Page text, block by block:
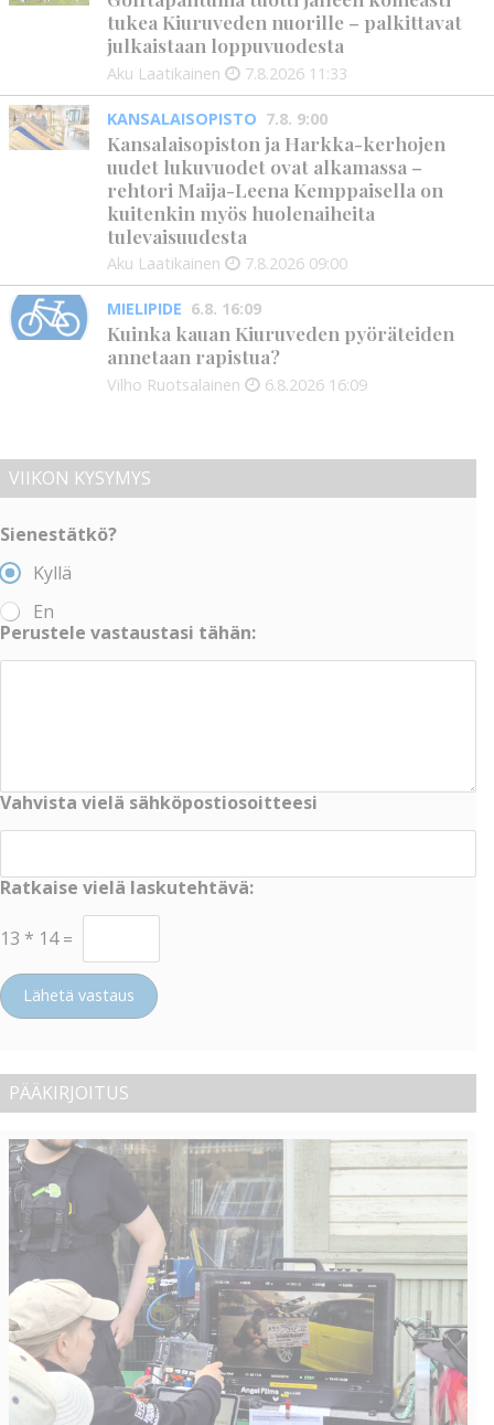
tukea Kiuruveden nuorille – palkittavat
julkaistaan loppuvuodesta
Aku Laatikainen 7.8.2026 11:33
KANSALAISOPISTO 7.8. 9:00
Kansalaisopiston ja Harkka-kerhojen
uudet lukuvuodet ovat alkamassa –
rehtori Maija-Leena Kemppaisella on
kuitenkin myös huolenaiheita
tulevaisuudesta
Aku Laatikainen 7.8.2026 09:00
MIELIPIDE 6.8. 16:09
Kuinka kauan Kiuruveden pyöräteiden
annetaan rapistua?
Vilho Ruotsalainen 6.8.2026 16:09
VIIKON KYSYMYS
Sienestätkö?
Kyllä
En
Perustele vastaustasi tähän:
Vahvista vielä sähköpostiosoitteesi
Ratkaise vielä laskutehtävä:
13 * 14 =
Lähetä vastaus
PÄÄKIRJOITUS